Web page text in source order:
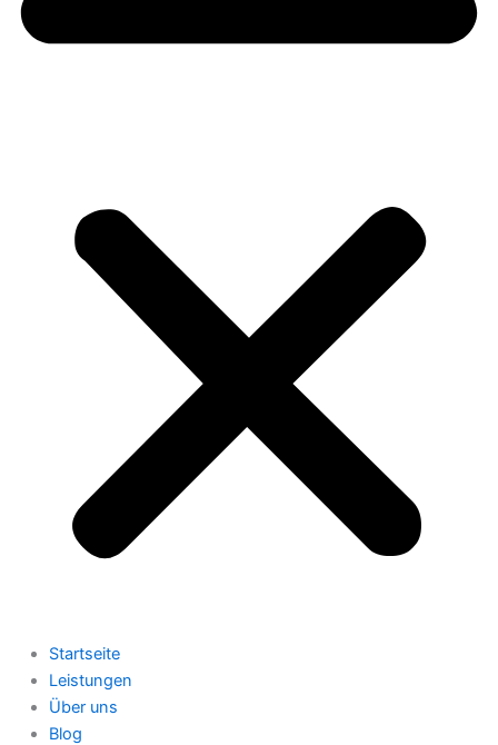
Startseite
Leistungen
Über uns
Blog